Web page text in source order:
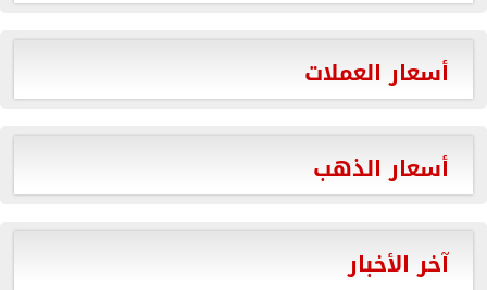
أسعار العملات
أسعار الذهب
آخر الأخبار